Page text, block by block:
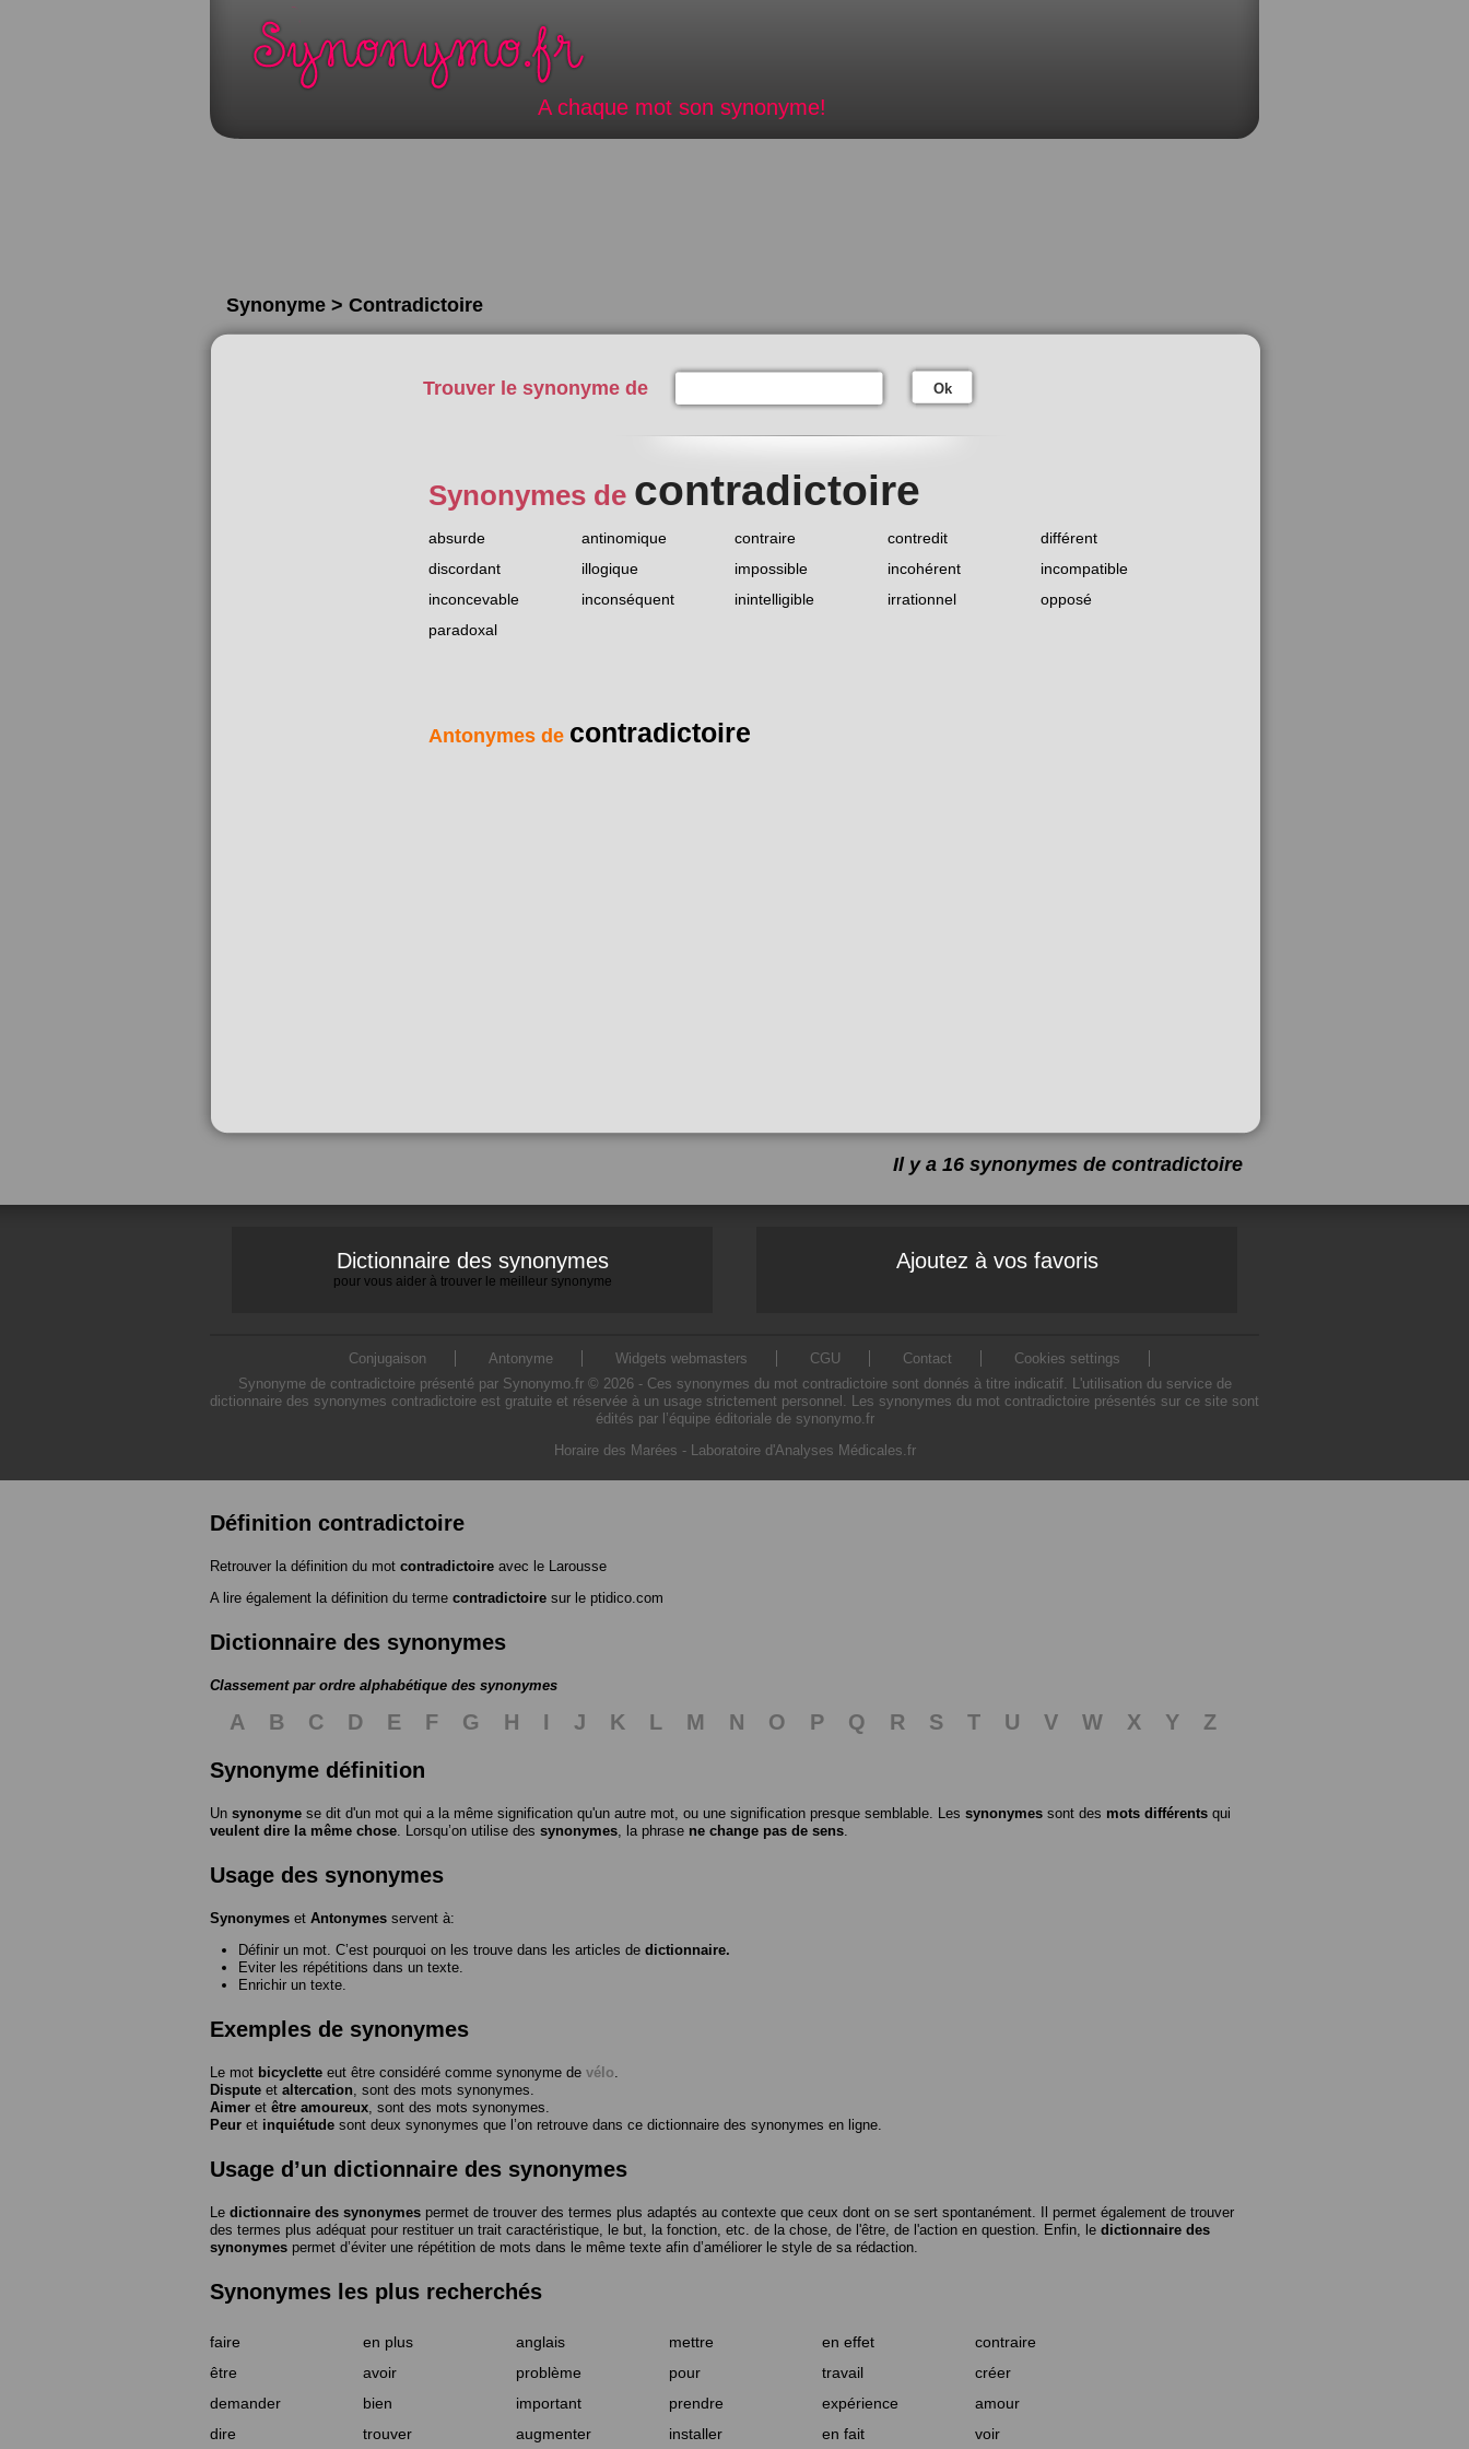
A chaque mot son synonyme!
Synonyme > Contradictoire
Trouver le synonyme de Ok
Synonymes de contradictoire
absurde antinomique contraire contredit
différent
discordant
illogique impossible incohérent
incompatible
inconcevable
inconséquent inintelligible irrationnel
opposé
paradoxal
Antonymes de contradictoire
Il y a 16 synonymes de contradictoire
Dictionnaire des synonymes
pour vous aider à trouver le meilleur synonyme
Ajoutez à vos favoris
Conjugaison Antonyme Widgets webmasters CGU Contact
Cookies settings
Synonyme de contradictoire présenté par Synonymo.fr © 2026 - Ces synonymes du mot contradictoire sont donnés à titre indicatif. L'utilisation du service de
dictionnaire des synonymes contradictoire est gratuite et réservée à un usage strictement personnel. Les synonymes du mot contradictoire présentés sur ce site sont
édités par l’équipe éditoriale de synonymo.fr
Horaire des Marées - Laboratoire d'Analyses Médicales.fr
Définition contradictoire
Retrouver la définition du mot contradictoire avec le Larousse
A lire également la définition du terme contradictoire sur le ptidico.com
Dictionnaire des synonymes
Classement par ordre alphabétique des synonymes
A B C D E F G H I J K L M N O P Q R S T U V W X Y
Z
Synonyme définition
Un synonyme se dit d'un mot qui a la même signification qu'un autre mot, ou une signification presque semblable. Les synonymes sont des mots différents qui
veulent dire la même chose . Lorsqu’on utilise des synonymes , la phrase ne change pas de sens
Usage des synonymes
Synonymes et Antonymes servent à:
Définir un mot. C’est pourquoi on les trouve dans les articles de dictionnaire.
Eviter les répétitions dans un texte.
Enrichir un texte.
Exemples de synonymes
Le mot bicyclette eut être considéré comme synonyme de vélo
Dispute et altercation , sont des mots synonymes.
Aimer et être amoureux , sont des mots synonymes.
Peur et inquiétude sont deux synonymes que l’on retrouve dans ce dictionnaire des synonymes en ligne.
Usage d’un dictionnaire des synonymes
Le dictionnaire des synonymes permet de trouver des termes plus adaptés au contexte que ceux dont on se sert spontanément. Il permet également de trouver
des termes plus adéquat pour restituer un trait caractéristique, le but, la fonction, etc. de la chose, de l'être, de l'action en question. Enfin, le dictionnaire des
synonymes permet d’éviter une répétition de mots dans le même texte afin d’améliorer le style de sa rédaction.
Synonymes les plus recherchés
faire en plus anglais mettre en effet
contraire
être
avoir problème pour travail
créer
demander
bien important prendre expérience
amour
dire
trouver augmenter installer en fait voir